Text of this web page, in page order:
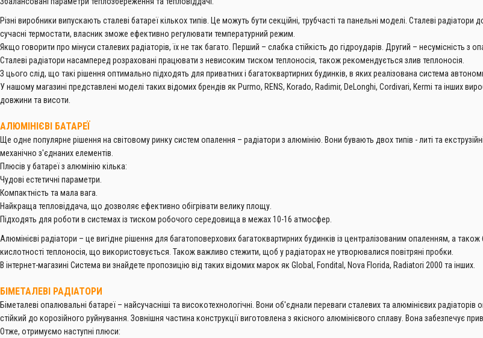
Різні виробники випускають сталеві батареї кількох типів. Це можуть бути секційні, трубчасті та панельні моделі. Сталеві
сучасні термостати, власник зможе ефективно регулювати температурний режим.
Якщо говорити про мінуси сталевих радіаторів, їх не так багато. Перший – слабка стійкість до гідроударів. Другий – несумісність
Сталеві радіатори насамперед розраховані працювати з невисоким тиском теплоносія, також рекомендується злив теплоносія.
З цього слід, що такі рішення оптимально підходять для приватних і багатоквартирних будинків, в яких реалізована система
У нашому магазині представлені моделі таких відомих брендів як Purmo, RENS, Korado, Radimir, DeLonghi, Cordivari, Kermi та інших
довжини та висоти.
АЛЮМІНІЄВІ БАТАРЕЇ
Ще одне популярне рішення на світовому ринку систем опалення – радіатори з алюмінію. Вони бувають двох типів - литі та
механічно з'єднаних елементів.
Плюсів у батареї з алюмінію кілька:
Чудові естетичні параметри.
Компактність та мала вага.
Найкраща тепловіддача, що дозволяє ефективно обігрівати велику площу.
Підходять для роботи в системах із тиском робочого середовища в межах 10-16 атмосфер.
Алюмінієві радіатори – це вигідне рішення для багатоповерхових багатоквартирних будинків із централізованим опаленням, а
кислотності теплоносія, що використовується. Також важливо стежити, щоб у радіаторах не утворювалися повітряні пробки.
В інтернет-магазині Система ви знайдете пропозицію від таких відомих марок як Global, Fondital, Nova Florida, Radiatori 2000 та інших.
БІМЕТАЛЕВІ РАДІАТОРИ
Біметалеві опалювальні батареї – найсучасніші та високотехнологічні. Вони об'єднали переваги сталевих та алюмінієвих
стійкий до корозійного руйнування. Зовнішня частина конструкції виготовлена ​​з якісного алюмінієвого сплаву. Вона забезпечує
Отже, отримуємо наступні плюси: